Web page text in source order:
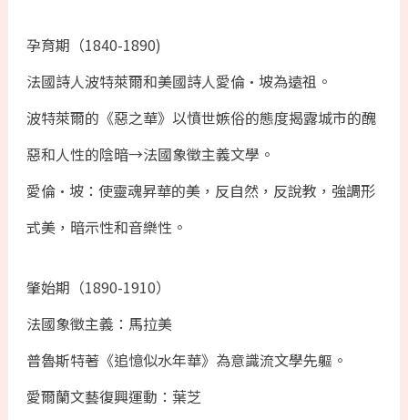
孕育期（1840-1890)
法國詩人波特萊爾和美國詩人愛倫•坡為遠祖。
波特萊爾的《惡之華》以憤世嫉俗的態度揭露城市的醜
惡和人性的陰暗→法國象徵主義文學。
愛倫•坡：使靈魂昇華的美，反自然，反說教，強調形
式美，暗示性和音樂性。
肇始期（1890-1910）
法國象徵主義：馬拉美
普魯斯特著《追憶似水年華》為意識流文學先軀。
愛爾蘭文藝復興運動：葉芝